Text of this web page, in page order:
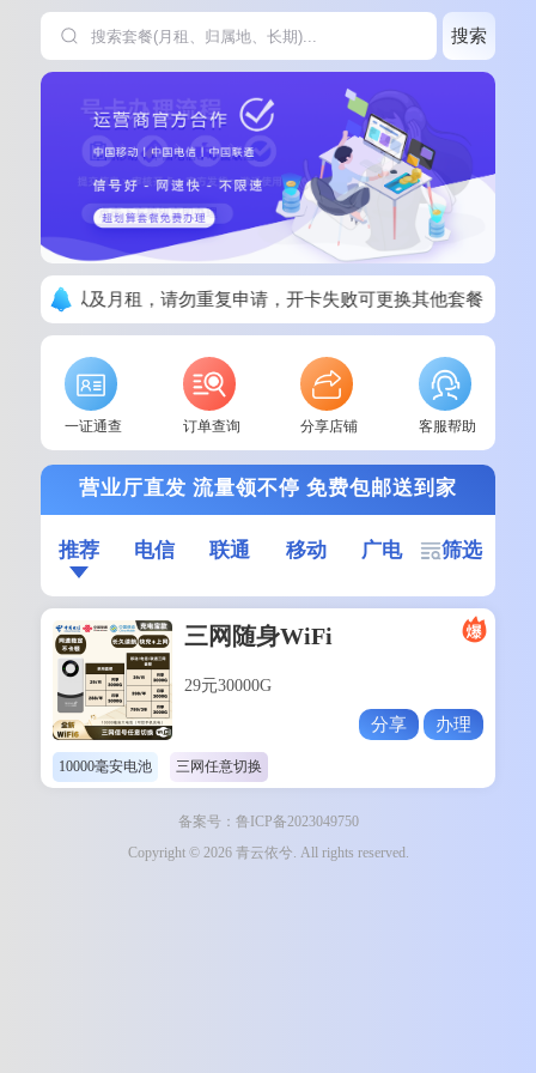
搜索
楚套餐以及月租，请勿重复申请，开卡失败可更换其他套餐！
一证通查 订单查询 分享店铺 客服帮助
营业厅直发 流量领不停 免费包邮送到家
推荐 电信 联通 移动 广电 筛选
三网随身WiFi
29元30000G
分享 办理
10000毫安电池 三网任意切换
备案号：鲁ICP备2023049750
Copyright © 2026 青云依兮. All rights reserved.